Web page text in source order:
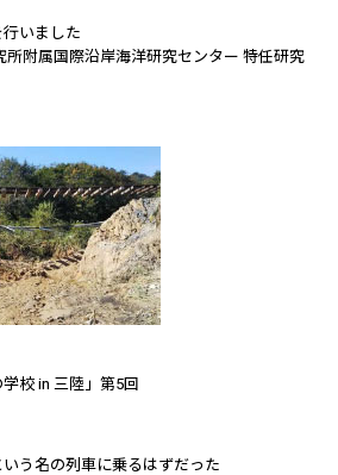
いました
所附属国際沿岸海洋研究センター 特任研究
校 in 三陸」第5回
う名の列車に乗るはずだった